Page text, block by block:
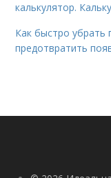
калькулятор.
Как быстро убрать
предотвратить